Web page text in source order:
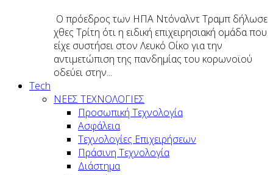
Ο πρόεδρος των ΗΠΑ Ντόναλντ Τραμπ δήλωσε
χθες Τρίτη ότι η ειδική επιχειρησιακή ομάδα που
είχε συστήσει στον Λευκό Οίκο για την
αντιμετώπιση της πανδημίας του κορωνοϊού
οδεύει στην...
Tech
ΝΕΕΣ ΤΕΧΝΟΛΟΓΙΕΣ
Προσωπική Τεχνολογία
Ασφάλεια
Τεχνολογίες Επιχειρήσεων
Πράσινη Τεχνολογία
Διάστημα